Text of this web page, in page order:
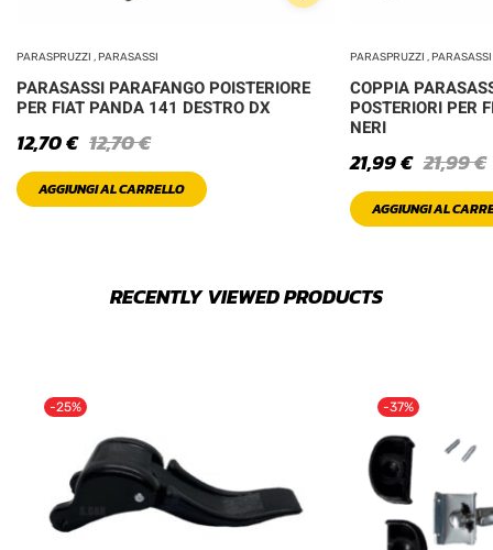
PARASPRUZZI , PARASASSI
PARASASSI PARAFANGO POISTERIORE
PER FIAT PANDA 141 DESTRO DX
12,70€
12,70€
AGGIUNGI AL CARRELLO
PARASPRUZZI , PARASASSI
COPPIA
POSTERIORI PER
NERI
21,99€
21,99€
AGGIUNGI AL
RECENTLY VIEWED PRODUCTS
-25% -37%